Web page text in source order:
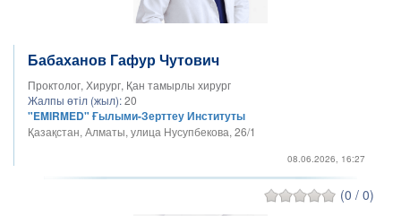
Бабаханов Гафур Чутович
Проктолог, Хирург, Қан тамырлы хирург
Жалпы өтіл (жыл):20
"EMIRMED" Ғылыми-Зерттеу Институты
Қазақстан, Алматы, улица Нусупбекова, 26/1
08.06.2026, 16:27
(0 / 0)